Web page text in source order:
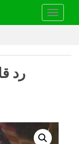
رد